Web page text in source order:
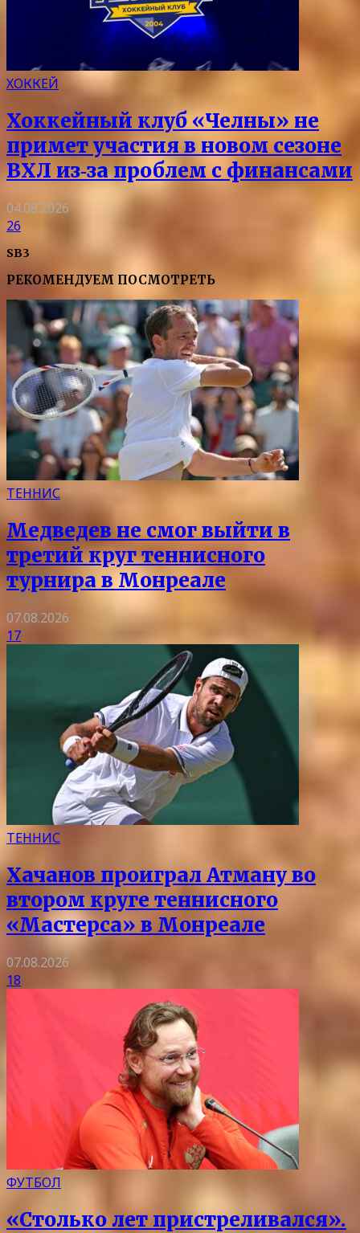
ХОККЕЙ
Хоккейный клуб «Челны» не
примет участия в новом сезоне
ВХЛ из‑за проблем с финансами
04.08.2026
26
SB3
РЕКОМЕНДУЕМ ПОСМОТРЕТЬ
ТЕННИС
Медведев не смог выйти в
третий круг теннисного
турнира в Монреале
07.08.2026
17
ТЕННИС
Хачанов проиграл Атману во
втором круге теннисного
«Мастерса» в Монреале
07.08.2026
18
ФУТБОЛ
«Столько лет пристреливался».